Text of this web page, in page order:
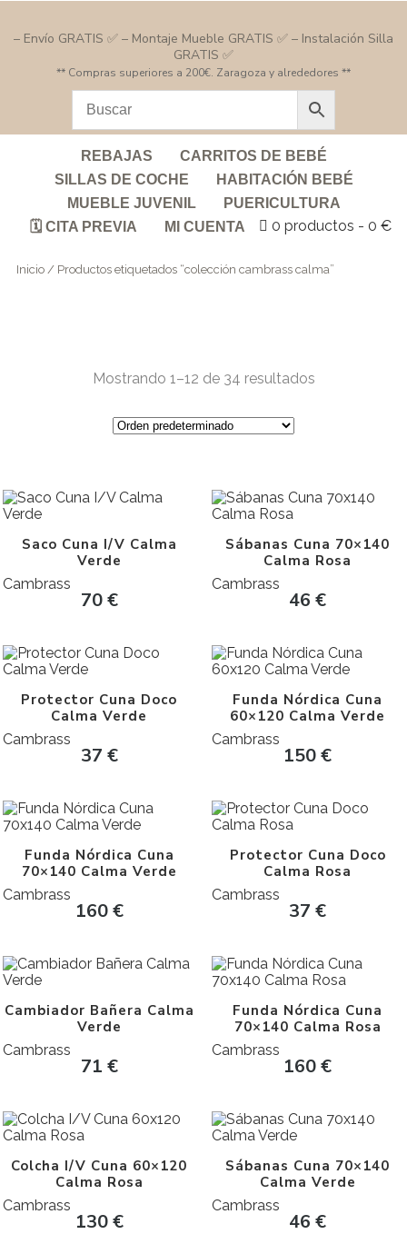
– Envío GRATIS ✅ – Montaje Mueble GRATIS ✅ – Instalación Silla
GRATIS ✅
** Compras superiores a 200€. Zaragoza y alrededores **
REBAJAS
CARRITOS DE BEBÉ
SILLAS DE COCHE
HABITACIÓN BEBÉ
MUEBLE JUVENIL
PUERICULTURA
🗓️ CITA PREVIA
MI CUENTA 0 productos 0 €
Inicio / Productos etiquetados “colección cambrass calma”
Mostrando 1–12 de 34 resultados
Saco Cuna I/V Calma
Verde
Cambrass
70€
Sábanas Cuna 70×140
Calma Rosa
Cambrass
46€
Protector Cuna Doco
Calma Verde
Cambrass
37 €
Funda Nórdica Cuna
60×120 Calma Verde
Cambrass
150€
Funda Nórdica Cuna
70×140 Calma Verde
Cambrass
160€
Protector Cuna Doco
Calma Rosa
Cambrass
37€
Cambiador Bañera Calma
Verde
Cambrass
71 €
Funda Nórdica Cuna
70×140 Calma Rosa
Cambrass
160€
Colcha I/V Cuna 60×120
Calma Rosa
Cambrass
130€
Sábanas Cuna 70×140
Calma Verde
Cambrass
46€